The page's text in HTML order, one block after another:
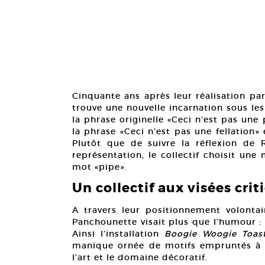
Cinquante ans après leur réalisation
trouve une nouvelle incarnation sous
la phrase originelle «Ceci n’est pas
la phrase «Ceci n’est pas une
Plutôt que de suivre la réflexion de
représentation, le collectif choisit une
mot «pipe».
Un collectif aux visées
A travers leur positionnement
Panchounette visait plus que
Ainsi l’installation Boogie Woogie
manique ornée de motifs empruntés
l’art et le domaine décoratif.